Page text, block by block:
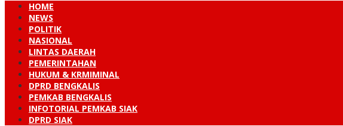
HOME
NEWS
POLITIK
NASIONAL
LINTAS DAERAH
PEMERINTAHAN
HUKUM & KRMIMINAL
DPRD BENGKALIS
PEMKAB BENGKALIS
INFOTORIAL PEMKAB SIAK
DPRD SIAK